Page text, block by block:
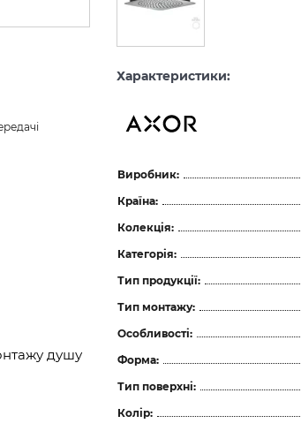
душу
Характеристики:
Виробник:
Країна:
Колекція:
Категорія:
Тип продукції:
Тип монтажу:
Особливості:
Форма:
Тип поверхні:
Колір: